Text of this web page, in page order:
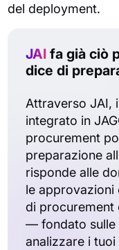
del deployment.
JAIfa già ciò
dice di
Attraverso JAI,
integrato in
procurement
preparazione
risponde alle
le approvazioni
di procurement
— fondato sulle
analizzare i